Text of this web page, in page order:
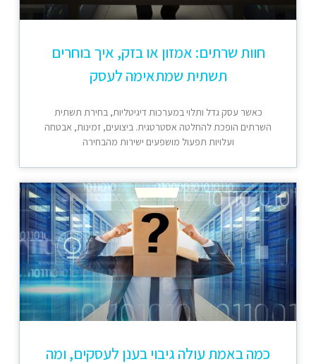
חוות שרתים: אמזון או בזק, איך בוחרים
תשתית שמתאימה לעסק
כאשר עסק גדל ותלוי במערכות דיגיטליות, בחירת תשתית
השרתים הופכת להחלטה אסטרטגית. ביצועים, זמינות, אבטחה
ועלויות תפעול מושפעים ישירות מהבחירה
כמה באמת עולה גיבוי בענן לעסקים, ומה